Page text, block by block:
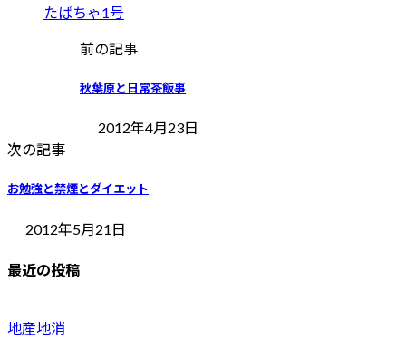
たばちゃ1号
前の記事
秋葉原と日常茶飯事
2012年4月23日
次の記事
お勉強と禁煙とダイエット
2012年5月21日
最近の投稿
地産地消